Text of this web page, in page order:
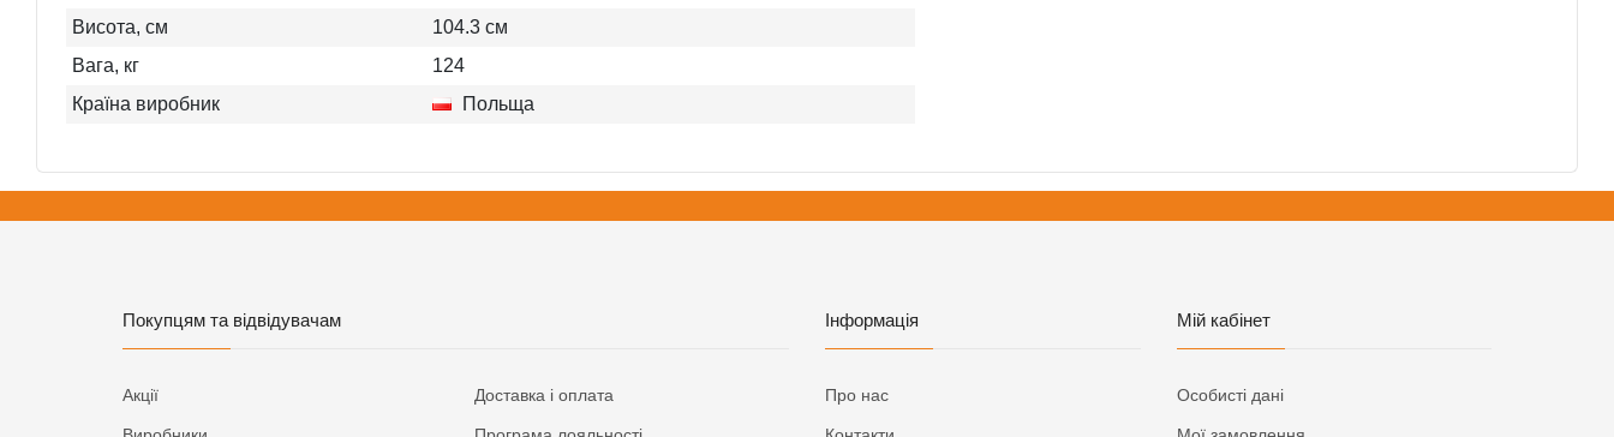
Висота, см
104.3 см
Вага, кг
124
Країна виробник
Польща
Покупцям та відвідувачам
Акції Доставка і оплата
Інформація
Про нас
Мій кабінет
Особисті дані